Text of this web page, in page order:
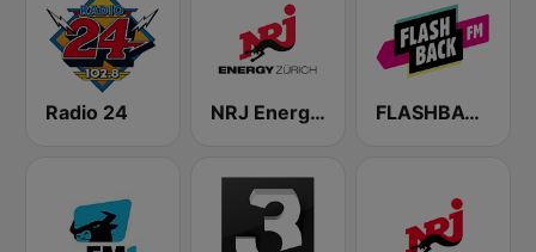
Radio 24 NRJ Energy Zürich FLASHBACK FM